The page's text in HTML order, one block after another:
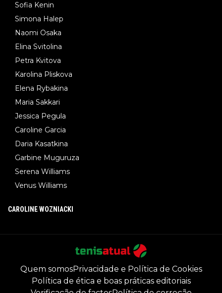
Sofia Kenin
Simona Halep
Naomi Osaka
Elina Svitolina
Petra Kvitova
Karolina Pliskova
Elena Rybakina
Maria Sakkari
Jessica Pegula
Caroline Garcia
Daria Kasatkina
Garbine Muguruza
Serena Williams
Venus Williams
CAROLINE WOZNIACKI
Quem somosPrivacidade e Política de Cookies
Política de ética e boas práticas editoriais